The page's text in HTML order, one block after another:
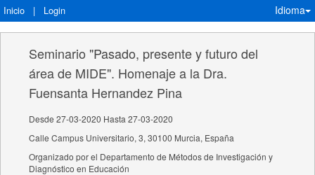
Inicio | Login Idioma
Seminario "Pasado, presente y futuro del
área de MIDE". Homenaje a la Dra.
Fuensanta Hernandez Pina
Desde 27-03-2020 Hasta 27-03-2020
Calle Campus Universitario, 3, 30100 Murcia, España
Organizado por el Departamento de Métodos de Investigación y
Diagnóstico en Educación